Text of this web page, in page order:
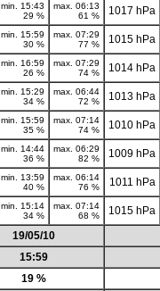
min. 15:43
29 %
max. 06:13
61 %
1017 hPa
min. 15:59
30 %
max. 07:29
77 %
1015 hPa
min. 16:59
26 %
max. 07:29
74 %
1014 hPa
min. 15:29
34 %
max. 06:44
72 %
1013 hPa
min. 15:59
35 %
max. 07:14
74 %
1010 hPa
min. 14:44
36 %
max. 06:29
82 %
1009 hPa
min. 13:59
40 %
max. 06:14
76 %
1011 hPa
min. 15:14
34 %
max. 07:14
68 %
1015 hPa
19/05/10
15:59
19 %